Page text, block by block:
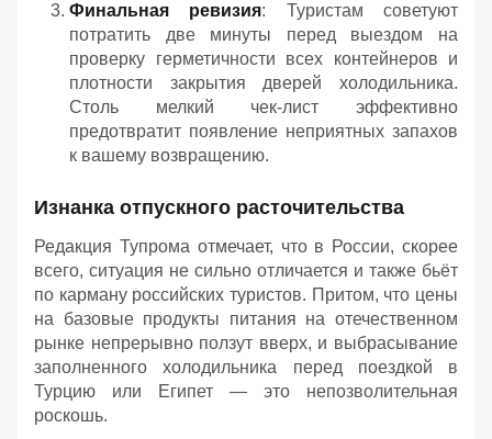
Финальная ревизия: Туристам советуют
потратить две минуты перед выездом на
проверку герметичности всех контейнеров и
плотности закрытия дверей холодильника.
Столь мелкий чек-лист эффективно
предотвратит появление неприятных запахов
к вашему возвращению.
Изнанка отпускного расточительства
Редакция Тупрома отмечает, что в России, скорее
всего, ситуация не сильно отличается и также бьёт
по карману российских туристов. Притом, что цены
на базовые продукты питания на отечественном
рынке непрерывно ползут вверх, и выбрасывание
заполненного холодильника перед поездкой в
Турцию или Египет — это непозволительная
роскошь.